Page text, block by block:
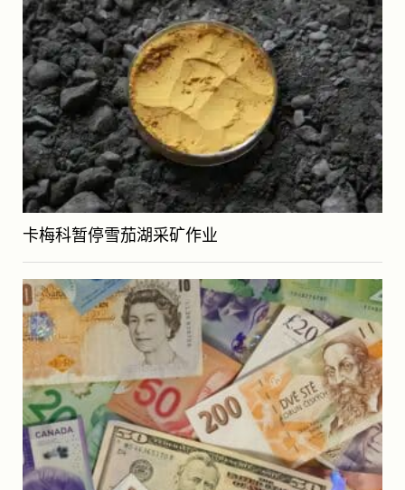
卡梅科暂停雪茄湖采矿作业